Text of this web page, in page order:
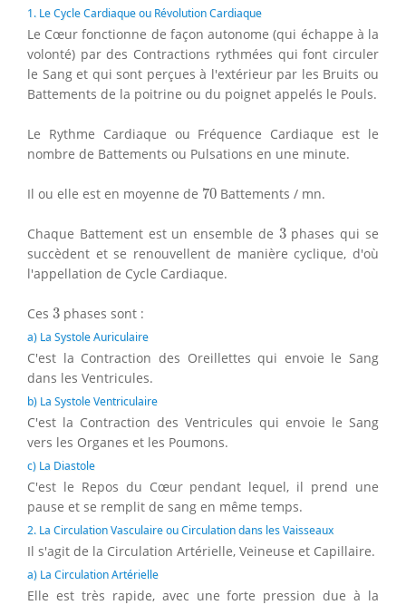
1. Le Cycle Cardiaque ou Révolution Cardiaque
Le Cœur fonctionne de façon autonome (qui échappe à la
volonté) par des Contractions rythmées qui font circuler
le Sang et qui sont perçues à l'extérieur par les Bruits ou
Battements de la poitrine ou du poignet appelés le Pouls.
Le Rythme Cardiaque ou Fréquence Cardiaque est le
nombre de Battements ou Pulsations en une minute.
Il ou elle est en moyenne de 70
70 Battements / mn.
Chaque Battement est un ensemble de 3
3phases qui se
succèdent et se renouvellent de manière cyclique, d'où
l'appellation de Cycle Cardiaque.
Ces 3
3 phases sont :
a) La Systole Auriculaire
C'est la Contraction des Oreillettes qui envoie le Sang
dans les Ventricules.
b) La Systole Ventriculaire
C'est la Contraction des Ventricules qui envoie le Sang
vers les Organes et les Poumons.
c) La Diastole
C'est le Repos du Cœur pendant lequel, il prend une
pause et se remplit de sang en même temps.
2. La Circulation Vasculaire ou Circulation dans les Vaisseaux
Il s'agit de la Circulation Artérielle, Veineuse et Capillaire.
a) La Circulation Artérielle
Elle est très rapide, avec une forte pression due à la